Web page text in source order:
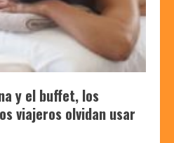
y el buffet, los
viajeros olvidan usar